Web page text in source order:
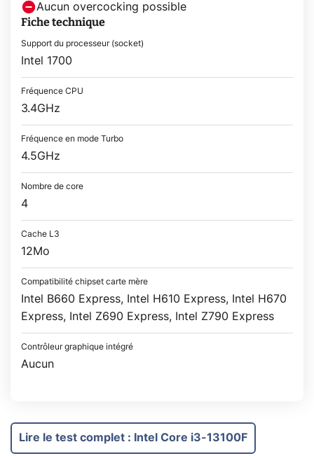
Aucun overcocking possible
Fiche technique
Support du processeur (socket)
Intel 1700
Fréquence CPU
3.4GHz
Fréquence en mode Turbo
4.5GHz
Nombre de core
4
Cache L3
12Mo
Compatibilité chipset carte mère
Intel B660 Express, Intel H610 Express, Intel H670
Express, Intel Z690 Express, Intel Z790 Express
Contrôleur graphique intégré
Aucun
Lire le test complet : Intel Core i3-13100F